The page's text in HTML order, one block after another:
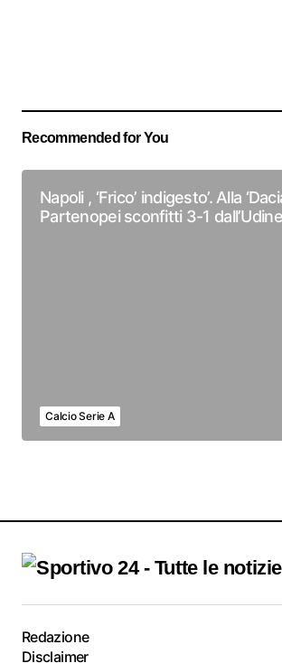
Recommended for You
Napoli , ‘Frico’ indigesto’. Alla
Partenopei sconfitti 3-1
Calcio Serie A
Redazione
Disclaimer